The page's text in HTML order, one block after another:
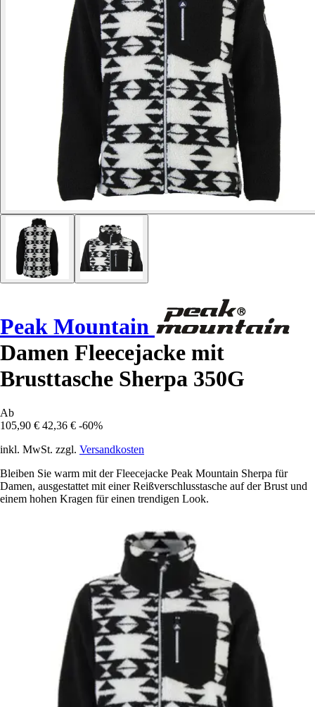
Peak Mountain
Damen Fleecejacke mit
Brusttasche Sherpa 350G
Ab
105,90 € 42,36 € -60%
inkl. MwSt. zzgl. Versandkosten
Bleiben Sie warm mit der Fleecejacke Peak Mountain Sherpa für
Damen, ausgestattet mit einer Reißverschlusstasche auf der Brust und
einem hohen Kragen für einen trendigen Look.